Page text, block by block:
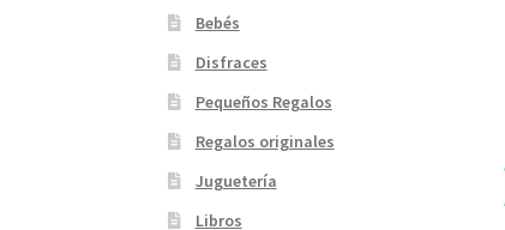
Bebés
Disfraces
Pequeños Regalos
Regalos originales
Juguetería
Libros